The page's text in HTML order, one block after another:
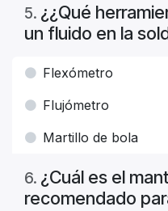
5. ¿¿Qué
un fluido en la
Flexómetro
Flujómetro
Martillo de bola
6. ¿Cuál es el
recomendado